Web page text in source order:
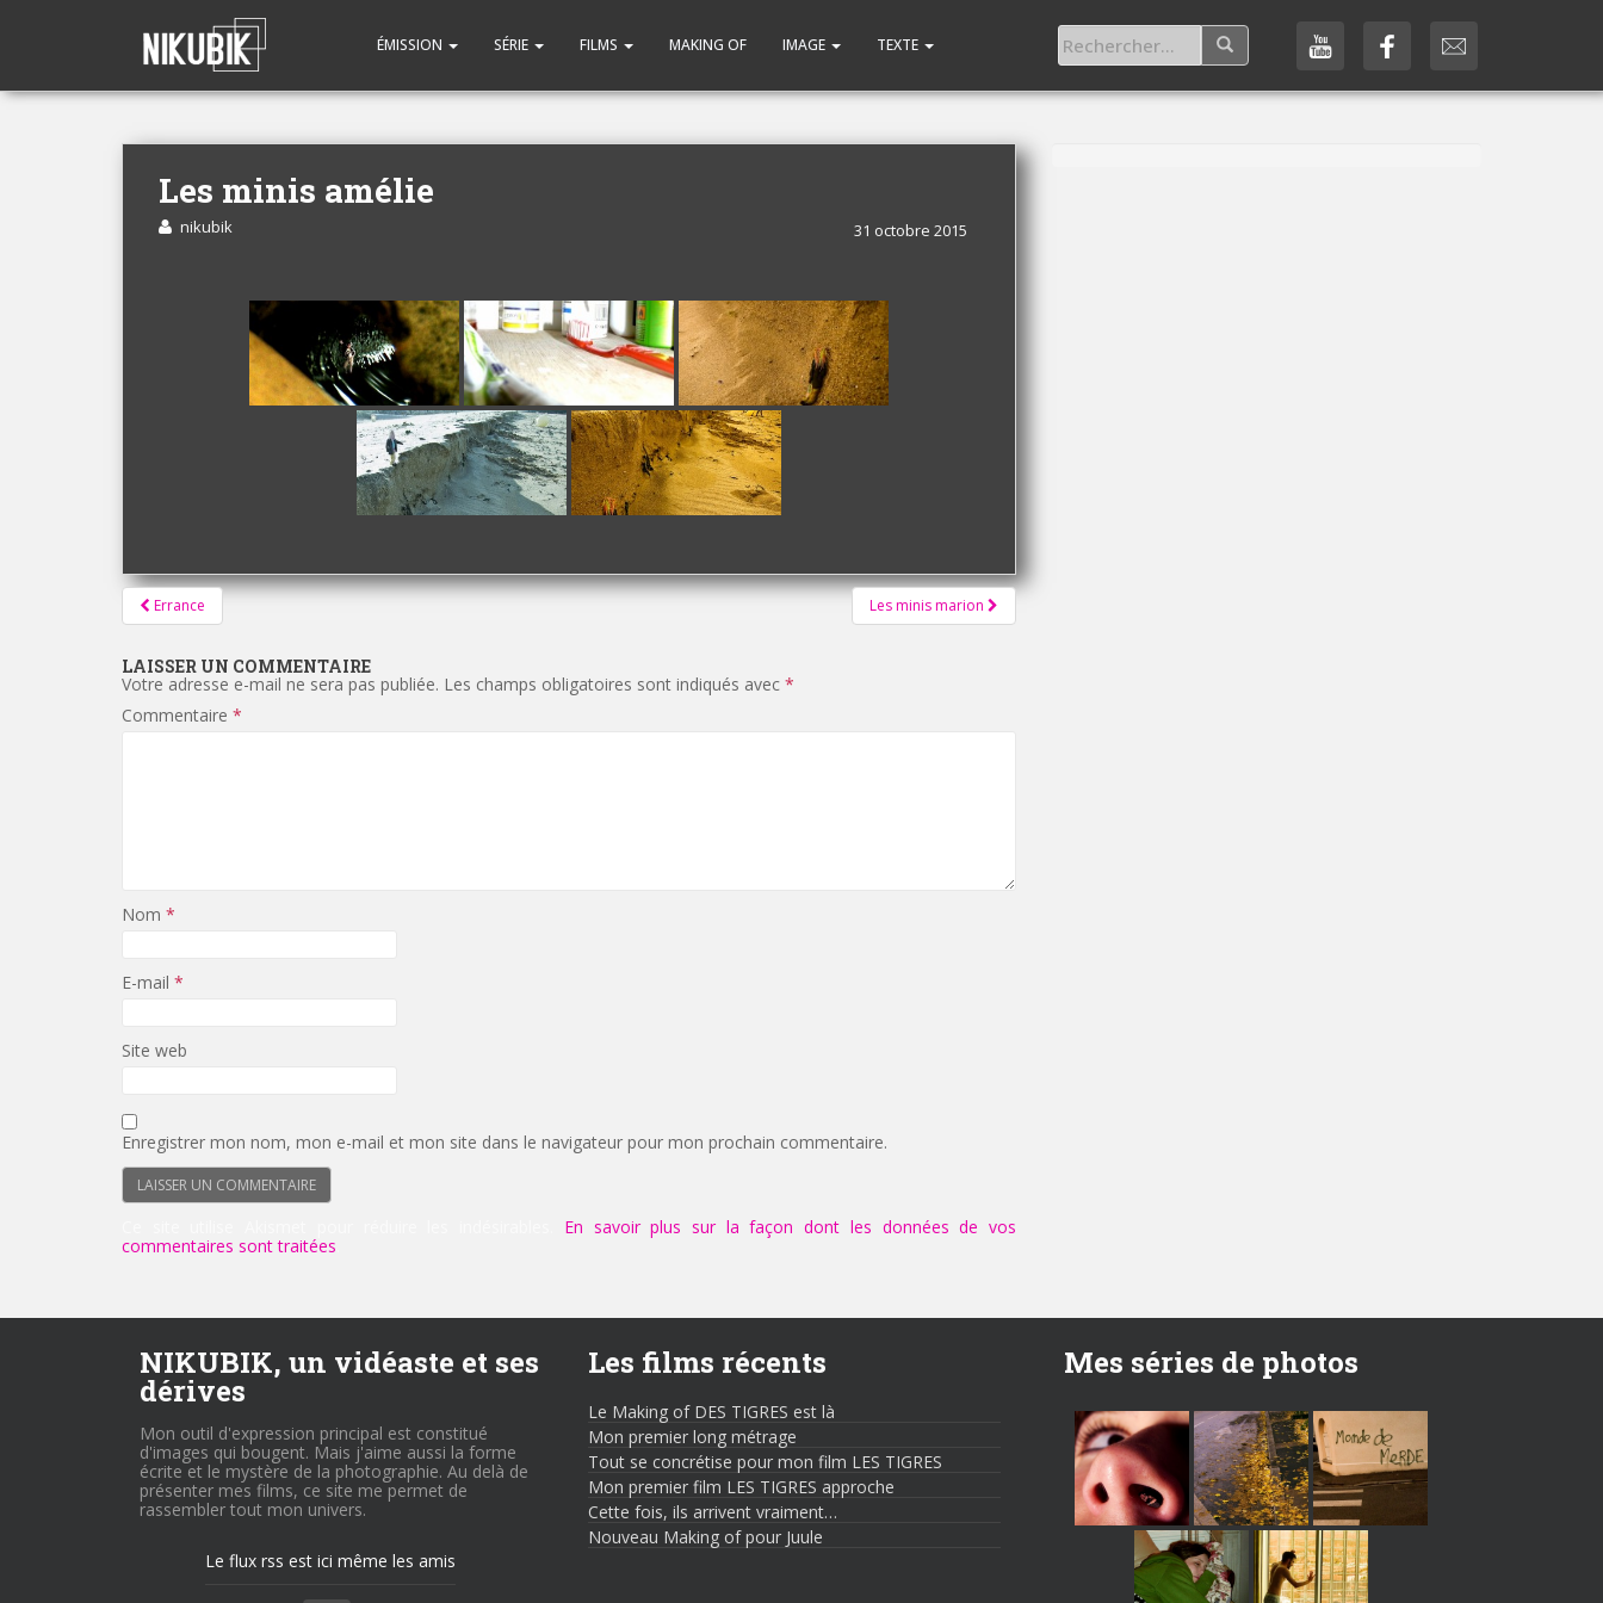
ÉMISSION SÉRIE FILMS MAKING OF IMAGE TEXTE
Les minis amélie
31 octobre 2015
nikubik
Pagination
d'article
Errance Les minis marion
LAISSER UN COMMENTAIRE
Votre adresse e-mail ne sera pas publiée. Les champs obligatoires sont indiqués avec *
Commentaire *
Nom *
E-mail *
Site web
Enregistrer mon nom, mon e-mail et mon site dans le navigateur pour mon prochain commentaire.
En savoir plus sur la façon dont les données de vos
commentaires sont traitées
NIKUBIK, un vidéaste et ses
dérives
Mon outil d'expression principal est constitué
d'images qui bougent. Mais j'aime aussi la forme
écrite et le mystère de la photographie. Au delà de
présenter mes films, ce site me permet de
rassembler tout mon univers.
Le flux rss est ici même les amis
Les films récents
Le Making of DES TIGRES est là
Mon premier long métrage
Tout se concrétise pour mon film LES TIGRES
Mon premier film LES TIGRES approche
Cette fois, ils arrivent vraiment…
Nouveau Making of pour Juule
Mes séries de photos